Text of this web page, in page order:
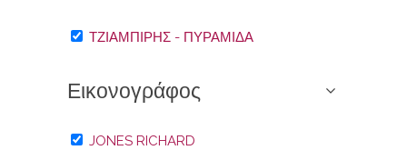
ΤΖΙΑΜΠΊΡΗΣ - ΠΥΡΑΜΊΔΑ
Εικονογράφος
JONES RICHARD